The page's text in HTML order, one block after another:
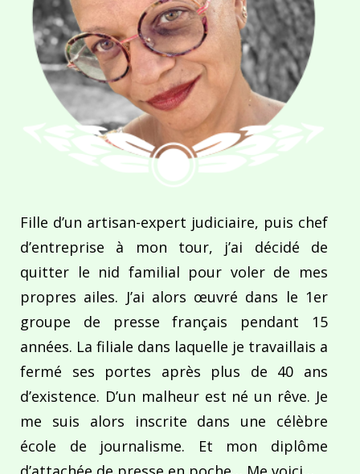
Fille d’un artisan-expert judiciaire, puis chef
d’entreprise à mon tour, j’ai décidé de
quitter le nid familial pour voler de mes
propres ailes. J’ai alors œuvré dans le 1er
groupe de presse français pendant 15
années. La filiale dans laquelle je travaillais a
fermé ses portes après plus de 40 ans
d’existence. D’un malheur est né un rêve. Je
me suis alors inscrite dans une célèbre
école de journalisme. Et mon diplôme